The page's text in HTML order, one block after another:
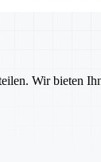
Wir bieten